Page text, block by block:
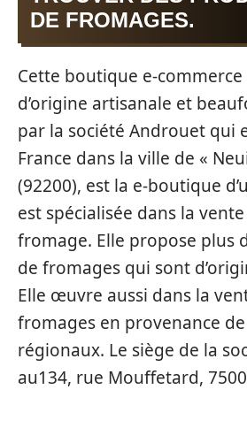
DE FROMAGES.
Cette boutique e-
d’origine artisanale et
par la société Androuet qui
France dans la ville de «
(92200), est la e-boutique
est spécialisée dans la
fromage. Elle propose plus
de fromages qui sont
Elle œuvre aussi dans la
fromages en provenance
régionaux. Le siège de la
au134, rue Mouffetard,